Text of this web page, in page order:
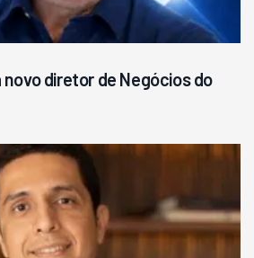
diretor de Negócios do